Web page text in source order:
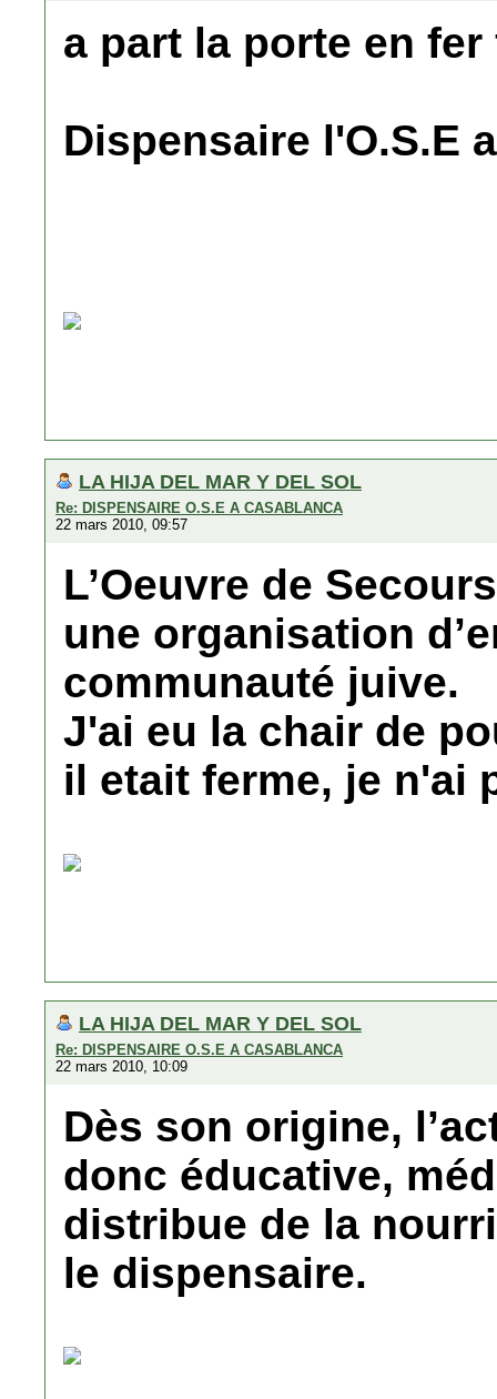
a part la porte en
Dispensaire l'O.S.E
LA HIJA DEL MAR Y DEL SOL
Re: DISPENSAIRE O.S.E A CASABLANCA
22 mars 2010, 09:57
L’Oeuvre de
une organisation
communauté juive.
J'ai eu la chair de
il etait ferme, je n'ai
LA HIJA DEL MAR Y DEL SOL
Re: DISPENSAIRE O.S.E A CASABLANCA
22 mars 2010, 10:09
Dès son origine,
donc éducative,
distribue de la
le dispensaire.